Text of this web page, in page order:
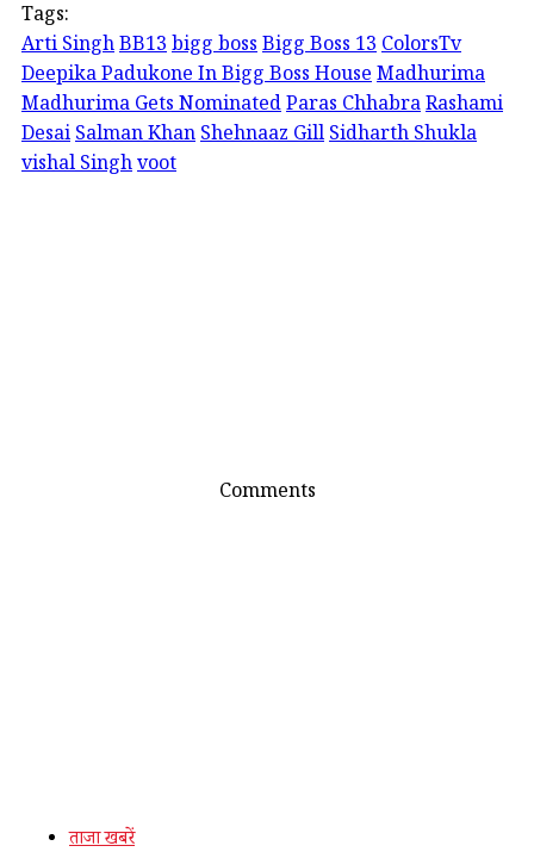
Tags:
Arti SinghBB13bigg bossBigg Boss 13ColorsTv
Deepika Padukone In Bigg Boss HouseMadhurima
Madhurima Gets NominatedParas ChhabraRashami
DesaiSalman KhanShehnaaz GillSidharth Shukla
vishal Singhvoot
Comments
ताजा खबरें